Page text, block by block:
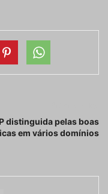
distinguida pelas boas
em vários domínios